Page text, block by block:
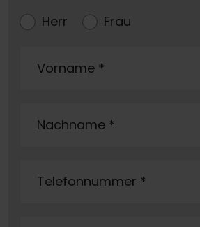
Herr Frau
Vorname *
Nachname *
Telefonnummer *